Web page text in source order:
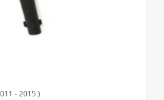
- 2015 )